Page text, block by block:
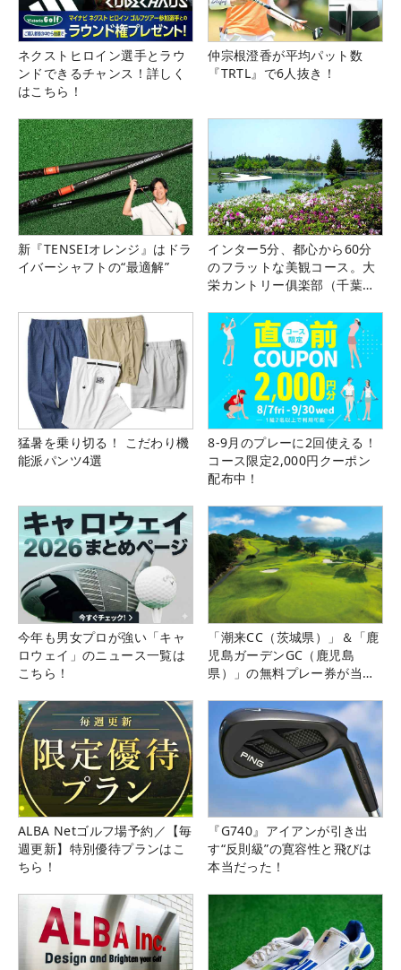
ネクストヒロイン選手とラウ
ンドできるチャンス！詳しく
はこちら！
仲宗根澄香が平均パット数
『TRTL』で6人抜き！
新『TENSEIオレンジ』はドラ
イバーシャフトの“最適解”
インター5分、都心から60分
のフラットな美観コース。大
栄カントリー俱楽部（千葉
猛暑を乗り切る！ こだわり機
能派パンツ4選
8-9月のプレーに2回使える！
コース限定2,000円クーポン
配布中！
今年も男女プロが強い「キャ
ロウェイ」のニュース一覧は
こちら！
「潮来CC（茨城県）」＆「鹿
児島ガーデンGC（鹿児島
県）」の無料プレー券が当た
ALBA Netゴルフ場予約／【毎
週更新】特別優待プランはこ
ちら！
『G740』アイアンが引き出
す“反則級”の寛容性と飛びは
本当だった！